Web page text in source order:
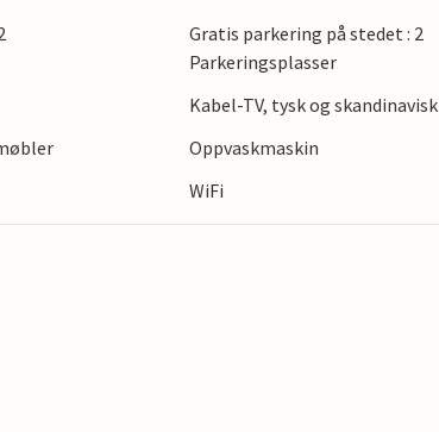
det enkelt å komme seg til byer som
severdigheter og aktivitetstilbud.
Gratis parkering på stedet : 2
Parkeringsplasser
Kabel-TV, tysk og skandinavisk
Oppvaskmaskin
WiFi